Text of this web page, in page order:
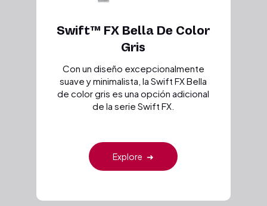
Swift™ FX Bella De Color
Gris
Con un diseño excepcionalmente
suave y minimalista, la Swift FX Bella
de color gris es una opción adicional
de la serie Swift FX.
Explore ➜